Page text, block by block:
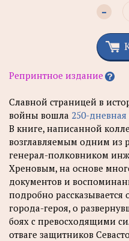
-
Репринтное издание
Славной страницей в
войны вошла 250-
В книге, написанной
возглавляемым одним из
генерал-полковником
Хреновым, на основе
документов и
подробно
города-героя, о
боях с превосходящими
отваге защитников